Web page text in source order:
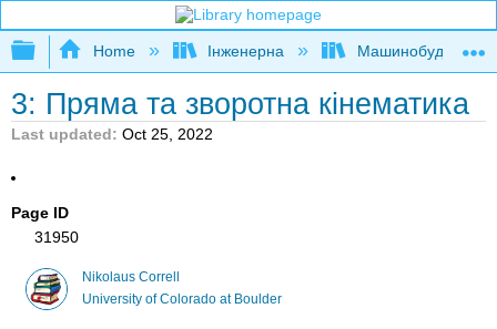
Expand/collapse global hierarchy
Home Інженерна
3: Пряма та зворотна кінематика
Last updated Oct 25, 2022
Page ID
31950
Nikolaus Correll
University of Colorado at Boulder